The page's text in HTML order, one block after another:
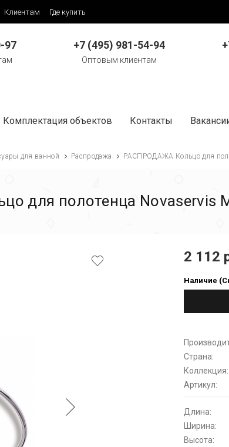
Клиентам Где купить
97 +7 (495) 981-54-94
Оптовым клиентам
Комплектация объектов Контакты
для ванной Распродажа РАСПРОДАЖА Кольцо для
для полотенца Novaservis
2 112
Наличие
Страна:
Коллекция:
Артикул:
Длина:
Ширина:
Высота: